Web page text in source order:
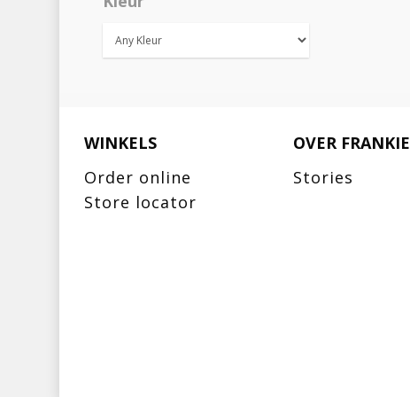
WINKELS
Order online
Store locator
OVER FRANKIE
Stories